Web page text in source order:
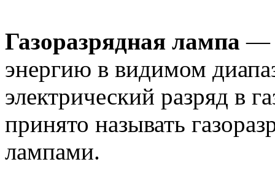
Газоразрядная лампа —
энергию в видимом
электрический разряд в
принято называть
лампами.